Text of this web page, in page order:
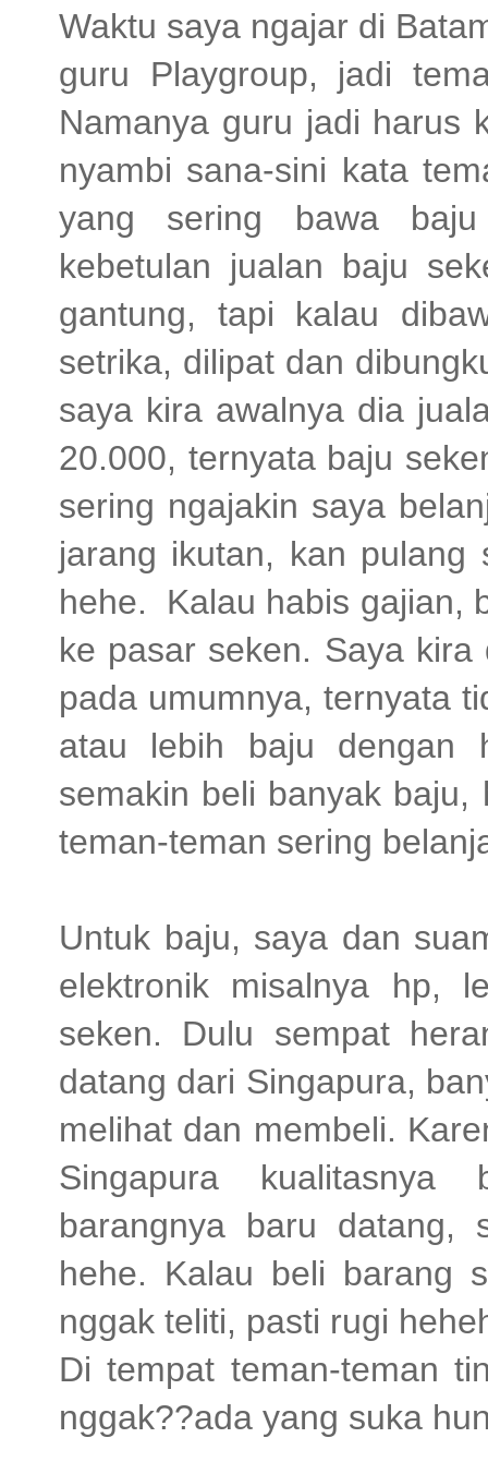
Waktu saya ngajar di
guru Playgroup, jadi
Namanya guru jadi harus
nyambi sana-sini kata
yang sering bawa
kebetulan jualan baju
gantung, tapi kalau
setrika, dilipat dan
saya kira awalnya dia
20.000, ternyata baju
sering ngajakin saya
jarang ikutan, kan pulang
hehe. Kalau habis gajian,
ke pasar seken. Saya
pada umumnya, ternyata
atau lebih baju dengan
semakin beli banyak baju,
teman-teman sering
Untuk baju, saya dan
elektronik misalnya hp,
seken. Dulu sempat
datang dari Singapura,
melihat dan membeli.
Singapura kualitasnya
barangnya baru datang,
hehe. Kalau beli barang
nggak teliti, pasti rugi
Di tempat teman-teman
nggak??ada yang suka